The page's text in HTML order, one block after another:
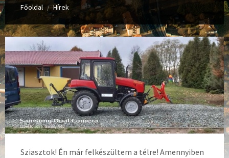
Főoldal / Hírek
Sziasztok! Én már felkészültem a télre! Amennyiben